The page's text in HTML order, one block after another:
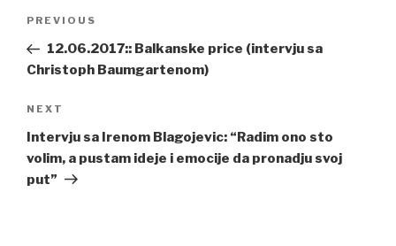
Post
Previous
Post
PREVIOUS
12.06.2017:: Balkanske price (intervju sa
Christoph Baumgartenom)
Next
Post
NEXT
Intervju sa Irenom Blagojevic: “Radim ono sto
volim, a pustam ideje i emocije da pronadju svoj
put”